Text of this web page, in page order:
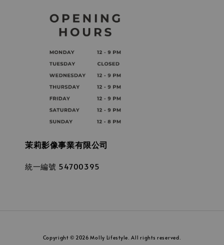
茉莉影像事業有限公司
統一編號 54700395
Copyright © 2026 Molly Lifestyle. All rights reserved.